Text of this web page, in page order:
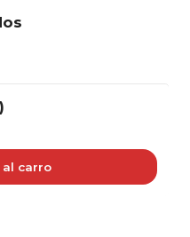
carro